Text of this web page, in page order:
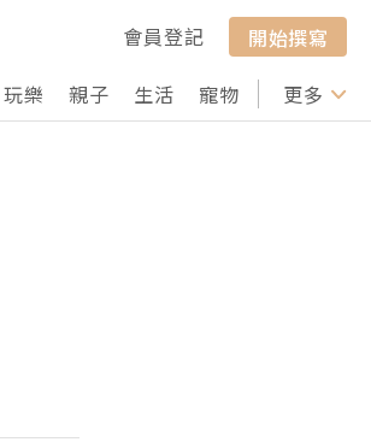
會員登記
開始撰寫
玩樂 親子 生活 寵物 行山 打卡
更多